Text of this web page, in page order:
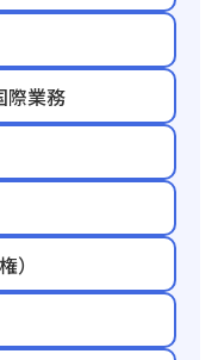
際業務
）